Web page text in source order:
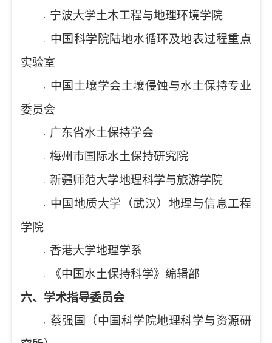
· 宁波大学土木工程与地理环境学院
·
中国科学院陆地水循环及地表过程重点
实验室
·
中国土壤学会土壤侵蚀与水土保持专业
委员会
· 广东省水土保持学会
·梅州市国际水土保持研究院
·新疆师范大学地理科学与旅游学院
·
中国地质大学（武汉）地理与信息工程
学院
· 香港大学地理学系
·
《中国水土保持科学》编辑部
六、学术指导委员会
·
蔡强国（中国科学院地理科学与资源研